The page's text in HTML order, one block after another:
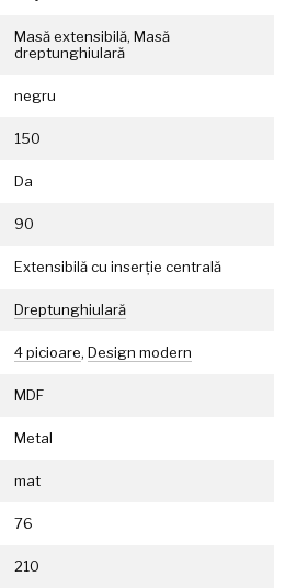
Masă extensibilă, Masă
dreptunghiulară
negru
150
Da
90
Extensibilă cu inserție centrală
Dreptunghiulară
4 picioare,Design modern
MDF
Metal
mat
76
210